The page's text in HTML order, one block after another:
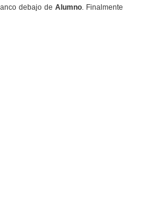
debajo de Alumno. Finalmente